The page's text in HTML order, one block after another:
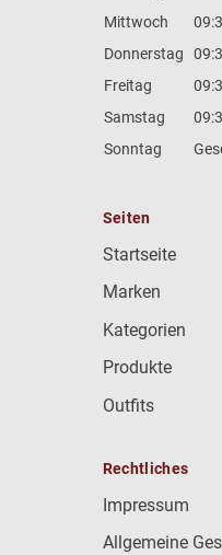
Mittwoch
Donnerstag
Freitag
Samstag
Sonntag
Seiten
Startseite
Marken
Kategorien
Produkte
Outfits
Rechtliches
Impressum
Allgemeine